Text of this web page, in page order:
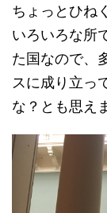
ちょっとひね
いろいろな所
た国なので、
スに成り立っ
な？とも思え